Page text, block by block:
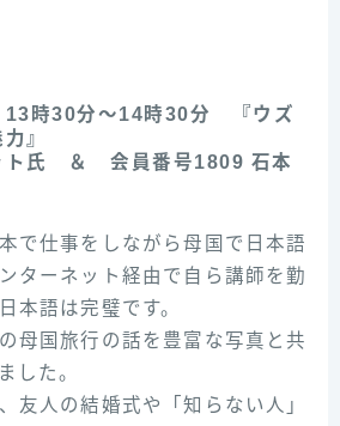
時30分～14時30分 『ウズ
』
氏 ＆ 会員番号1809 石本
で仕事をしながら母国で日本語
ターネット経由で自ら講師を勤
本語は完璧です。
母国旅行の話を豊富な写真と共
した。
友人の結婚式や「知らない人」